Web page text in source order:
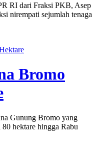
RI dari Fraksi PKB, Asep
nirempati sejumlah tenaga
Bromo
Gunung Bromo yang
hektare hingga Rabu